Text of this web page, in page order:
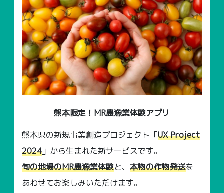
熊本限定！MR農漁業体験アプリ
熊本県の新規事業創造プロジェクト「UX Project
2024」から生まれた新サービスです。
旬の地場のMR農漁業体験と、本物の作物発送を
あわせてお楽しみいただけます。